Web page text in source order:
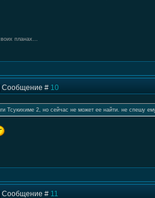
планах...
Сообщение # 10
Тсукихиме 2, но сейчас не может ее найти. не спешу
Сообщение # 11